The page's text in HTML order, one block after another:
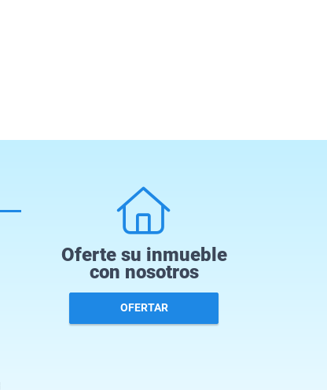
Oferte su inmueble
con nosotros
OFERTAR